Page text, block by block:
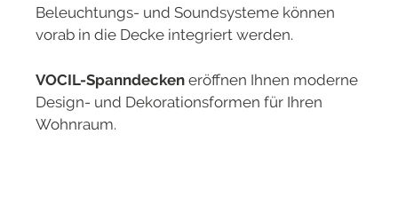
Beleuchtungs- und Soundsysteme können
vorab in die Decke integriert werden.
VOCIL-Spanndecken eröffnen Ihnen moderne
Design- und Dekorationsformen für Ihren
Wohnraum.